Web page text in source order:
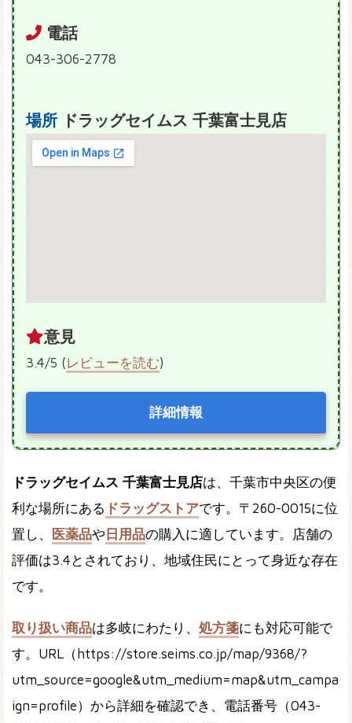
電話
043-306-2778
場所 ドラッグセイムス 千葉富士見店
意見
3.4/5 (レビューを読む)
詳細情報
ドラッグセイムス 千葉富士見店は、千葉市中央区の便
利な場所にある ドラッグストアです。〒260-0015に位
置し、
医薬品や 日用品の購入に適しています。店舗の
評価は3.4とされており、地域住民にとって身近な存在
です。
取り扱い商品は多岐にわたり、 処方箋にも対応可能で
す。URL（https://store.seims.co.jp/map/9368/?
utm_source=google&utm_medium=map&utm_campa
ign=profile）から詳細を確認でき、電話番号（043-